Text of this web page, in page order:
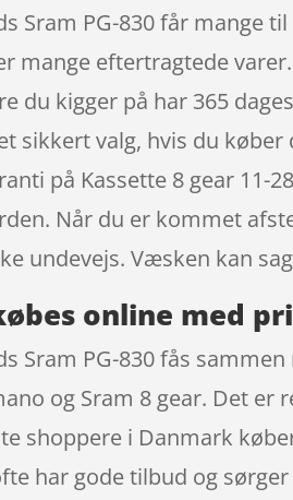
Sram PG-830 får mange
mange eftertragtede
du kigger på har 365
sikkert valg, hvis du
på Kassette 8 gear
Når du er kommet
undevejs. Væsken kan
online med
Sram PG-830 fås
og Sram 8 gear. Det
shoppere i Danmark
har gode tilbud og